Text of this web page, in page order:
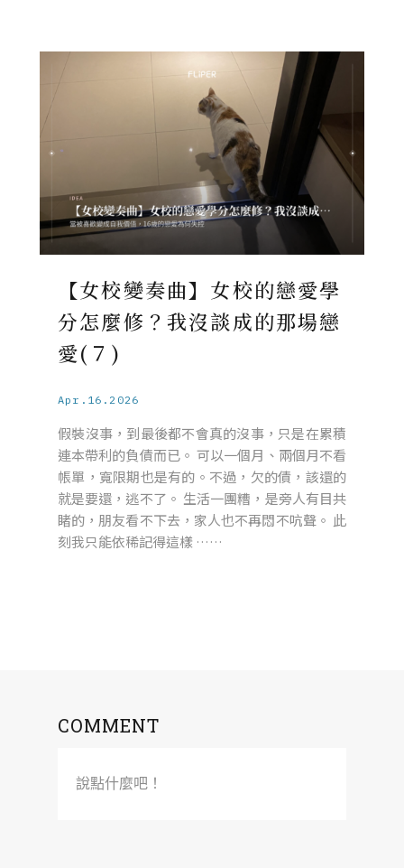
【女校變奏曲】女校的戀愛學
分怎麼修？我沒談成的那場戀
愛(７)
Apr.16.2026
假裝沒事，到最後都不會真的沒事，只是在累積
連本帶利的負債而已。 可以一個月、兩個月不看
帳單，寬限期也是有的。不過，欠的債，該還的
就是要還，逃不了。 生活一團糟，是旁人有目共
睹的，朋友看不下去，家人也不再悶不吭聲。 此
刻我只能依稀記得這樣 ……
COMMENT
說點什麼吧！